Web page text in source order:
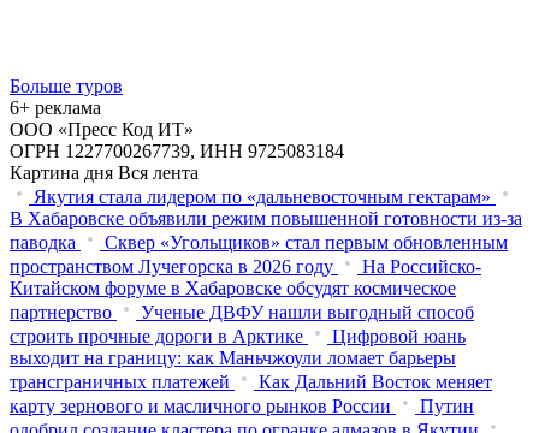
Больше туров
6+ реклама
ООО «Пресс Код ИТ»
ОГРН 1227700267739, ИНН 9725083184
Картина дня Вся лента
Якутия стала лидером по «дальневосточным гектарам»
В Хабаровске объявили режим повышенной готовности из‑за
паводка
Сквер «Угольщиков» стал первым обновленным
пространством Лучегорска в 2026 году
На Российско-
Китайском форуме в Хабаровске обсудят космическое
партнерство
Ученые ДВФУ нашли выгодный способ
строить прочные дороги в Арктике
Цифровой юань
выходит на границу: как Маньчжоули ломает барьеры
трансграничных платежей
Как Дальний Восток меняет
карту зернового и масличного рынков России
Путин